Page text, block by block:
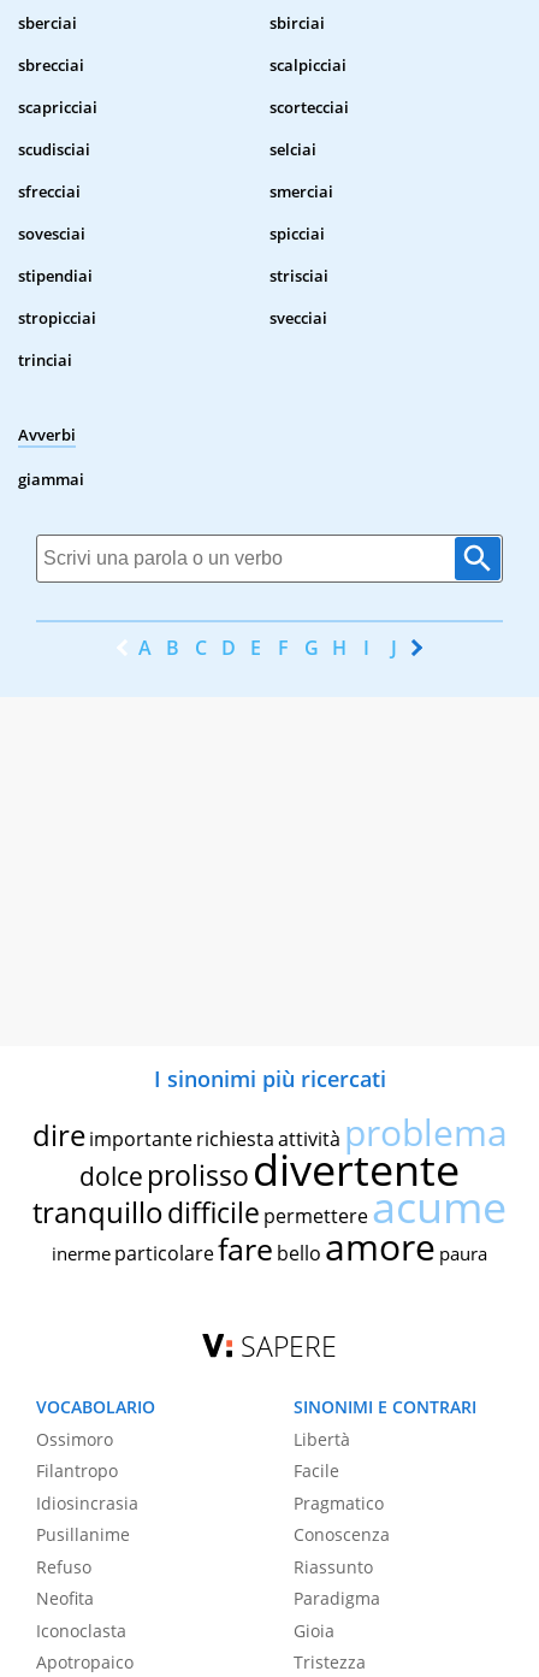
sberciai
sbirciai
sbrecciai
scalpicciai
scapricciai
scortecciai
scudisciai
selciai
sfrecciai
smerciai
sovesciai
spicciai
stipendiai
strisciai
stropicciai
svecciai
trinciai
Avverbi
giammai
A B C D E F G H I J K
I sinonimi più ricercati
dire importante richiestaattività problema
dolce prolissodivertente
tranquillodifficile permettereacume
inerme particolarefare bello amore paura
SAPERE
VOCABOLARIO
Ossimoro
Filantropo
Idiosincrasia
Pusillanime
Refuso
Neofita
Iconoclasta
Apotropaico
SINONIMI E CONTRARI
Libertà
Facile
Pragmatico
Conoscenza
Riassunto
Paradigma
Gioia
Tristezza